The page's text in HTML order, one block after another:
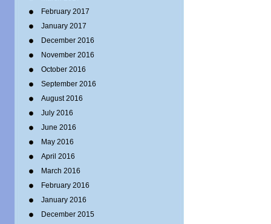
February 2017
January 2017
December 2016
November 2016
October 2016
September 2016
August 2016
July 2016
June 2016
May 2016
April 2016
March 2016
February 2016
January 2016
December 2015